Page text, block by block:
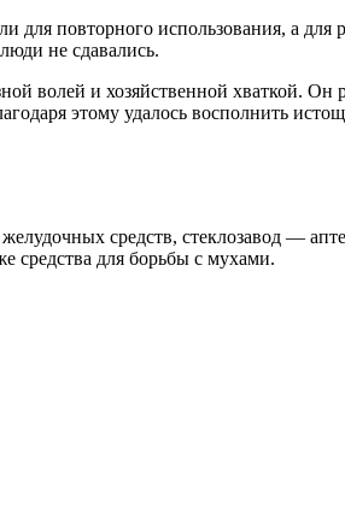
для повторного использования, а для
не сдавались.
волей и хозяйственной хваткой. Он
этому удалось восполнить
средств, стеклозавод —
средства для борьбы с мухами.